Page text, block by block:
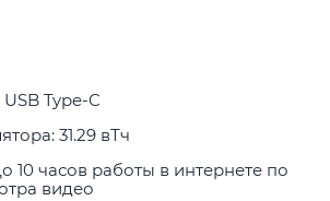
Type-C
31.29 вТч
10 часов работы в интернете по
видео